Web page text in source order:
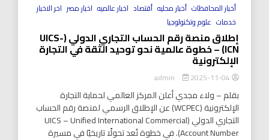
أخبار المحافظات أخبار محليه أقتصاد اخبار عالميه اخبار مصر اخر الاخبار
خدمات علوم وتكنولوجيا
إطلاق منصة رقم الحساب التجاري الدولي (UICS-
ICN) – خطوة عالمية نحو توحيد الثقة في التجارة
الإلكترونية
2025-11-04
بقلم – ولاء مجدي أعلن المركز العالمي لحماية التجارة
الإلكترونية (WCPEC) عن الإطلاق الرسمي لمنصة رقم الحساب
التجاري الدولي (UICS – Unified International Commercial
Account Number). في خطوة تُعد تحولًا تاريخيًا في مسيرة